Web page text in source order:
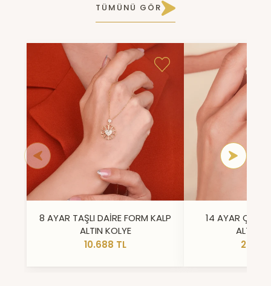
TÜMÜNÜ GÖR
8 AYAR TAŞLI DAİRE FORM KALP
ALTIN KOLYE
10.688 TL
14 AYAR ÇİFT
ALTIN